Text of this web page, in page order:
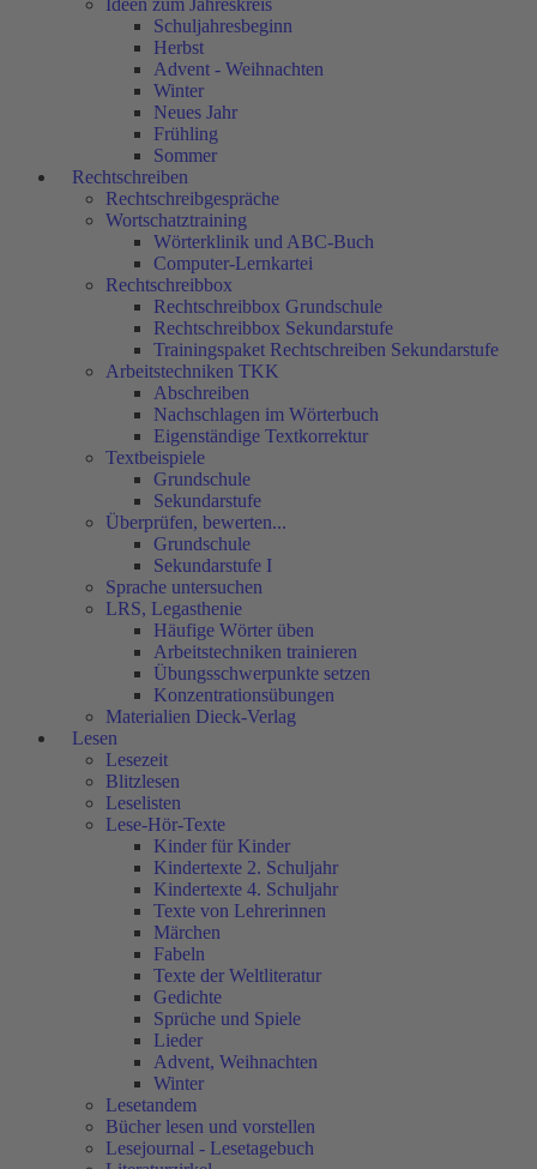
Ideen zum Jahreskreis
Schuljahresbeginn
Herbst
Advent - Weihnachten
Winter
Neues Jahr
Frühling
Sommer
Rechtschreiben
Rechtschreibgespräche
Wortschatztraining
Wörterklinik und ABC-Buch
Computer-Lernkartei
Rechtschreibbox
Rechtschreibbox Grundschule
Rechtschreibbox Sekundarstufe
Trainingspaket Rechtschreiben Sekundarstufe
Arbeitstechniken TKK
Abschreiben
Nachschlagen im Wörterbuch
Eigenständige Textkorrektur
Textbeispiele
Grundschule
Sekundarstufe
Überprüfen, bewerten...
Grundschule
Sekundarstufe I
Sprache untersuchen
LRS, Legasthenie
Häufige Wörter üben
Arbeitstechniken trainieren
Übungsschwerpunkte setzen
Konzentrationsübungen
Materialien Dieck-Verlag
Lesen
Lesezeit
Blitzlesen
Leselisten
Lese-Hör-Texte
Kinder für Kinder
Kindertexte 2. Schuljahr
Kindertexte 4. Schuljahr
Texte von Lehrerinnen
Märchen
Fabeln
Texte der Weltliteratur
Gedichte
Sprüche und Spiele
Lieder
Advent, Weihnachten
Winter
Lesetandem
Bücher lesen und vorstellen
Lesejournal - Lesetagebuch